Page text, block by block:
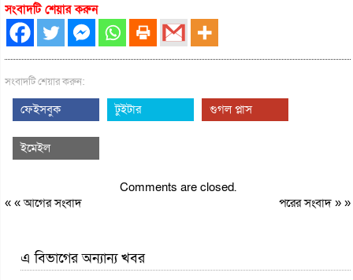
সংবাদটি শেয়ার করুন
সংবাদটি শেয়ার করুন:
ফেইসবুক টুইটার গুগল প্লাস
ইমেইল
Comments are closed.
« «আগের সংবাদ পরের সংবাদ» »
এ বিভাগের অন্যান্য খবর